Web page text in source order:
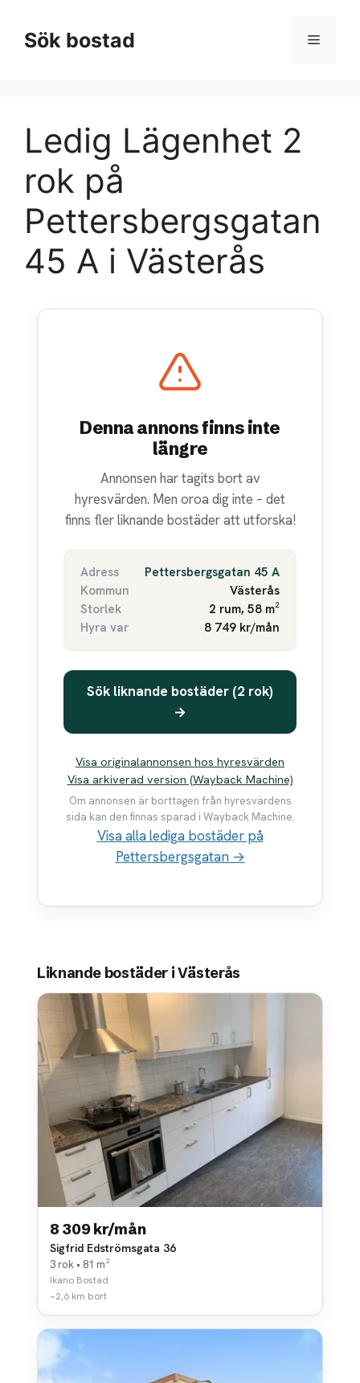
innehållSök bostad Meny
Ledig Lägenhet 2
rok på
Pettersbergsgatan
45 A i Västerås
Denna annons finns inte
längre
Annonsen har tagits bort av
hyresvärden. Men oroa dig inte – det
finns fler liknande bostäder att utforska!
Adress
Pettersbergsgatan 45 A
Kommun
Västerås
Storlek
2 rum, 58 m²
Hyra var
8 749 kr/mån
Sök liknande bostäder (2 rok)
→
Visa originalannonsen hos hyresvärden
Visa arkiverad version (Wayback Machine)
Om annonsen är borttagen från hyresvärdens
sida kan den finnas sparad i Wayback Machine.
Visa alla lediga bostäder på
Pettersbergsgatan →
Liknande bostäder i Västerås
8 309 kr/mån
Sigfrid Edströmsgata 36
3 rok • 81 m²
Ikano Bostad
~2,6 km bort